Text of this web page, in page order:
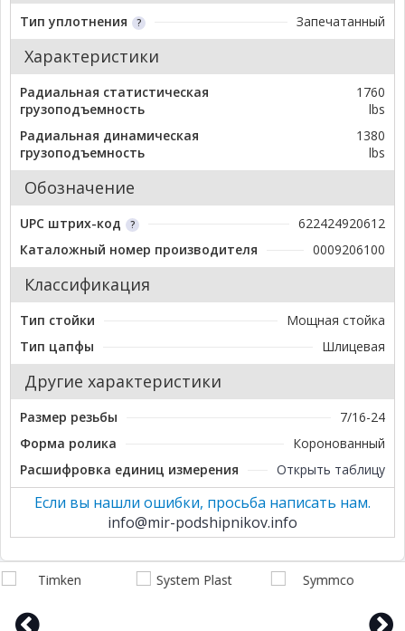
Тип уплотнения Запечатанный
Характеристики
Радиальная статистическая
грузоподъемность
1760
lbs
Радиальная динамическая
грузоподъемность
1380
lbs
Обозначение
UPC штрих-код
622424920612
Каталожный номер производителя
0009206100
Классификация
Тип стойки
Мощная стойка
Тип цапфы
Шлицевая
Другие характеристики
Размер резьбы
7/16-24
Форма ролика
Коронованный
Расшифровка единиц измерения
Открыть таблицу
Если вы нашли ошибки, просьба написать нам.
info@mir-podshipnikov.info